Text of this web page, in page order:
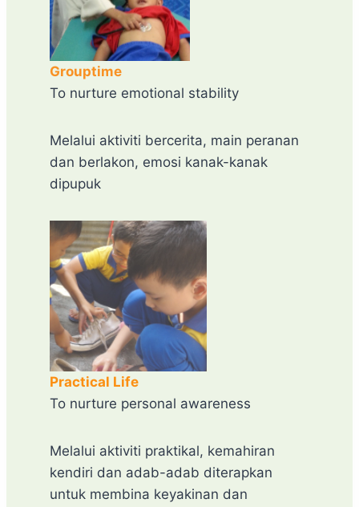
Grouptime
To nurture emotional stability
Melalui aktiviti bercerita, main peranan
dan berlakon, emosi kanak-kanak
dipupuk
Practical Life
To nurture personal awareness
Melalui aktiviti praktikal, kemahiran
kendiri dan adab-adab diterapkan
untuk membina keyakinan dan